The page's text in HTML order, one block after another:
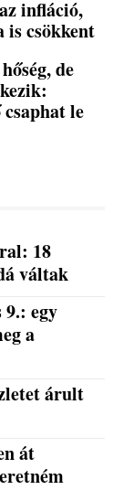
infláció,
is csökkent
de
le
18
váltak
9.: egy
a
árult
át